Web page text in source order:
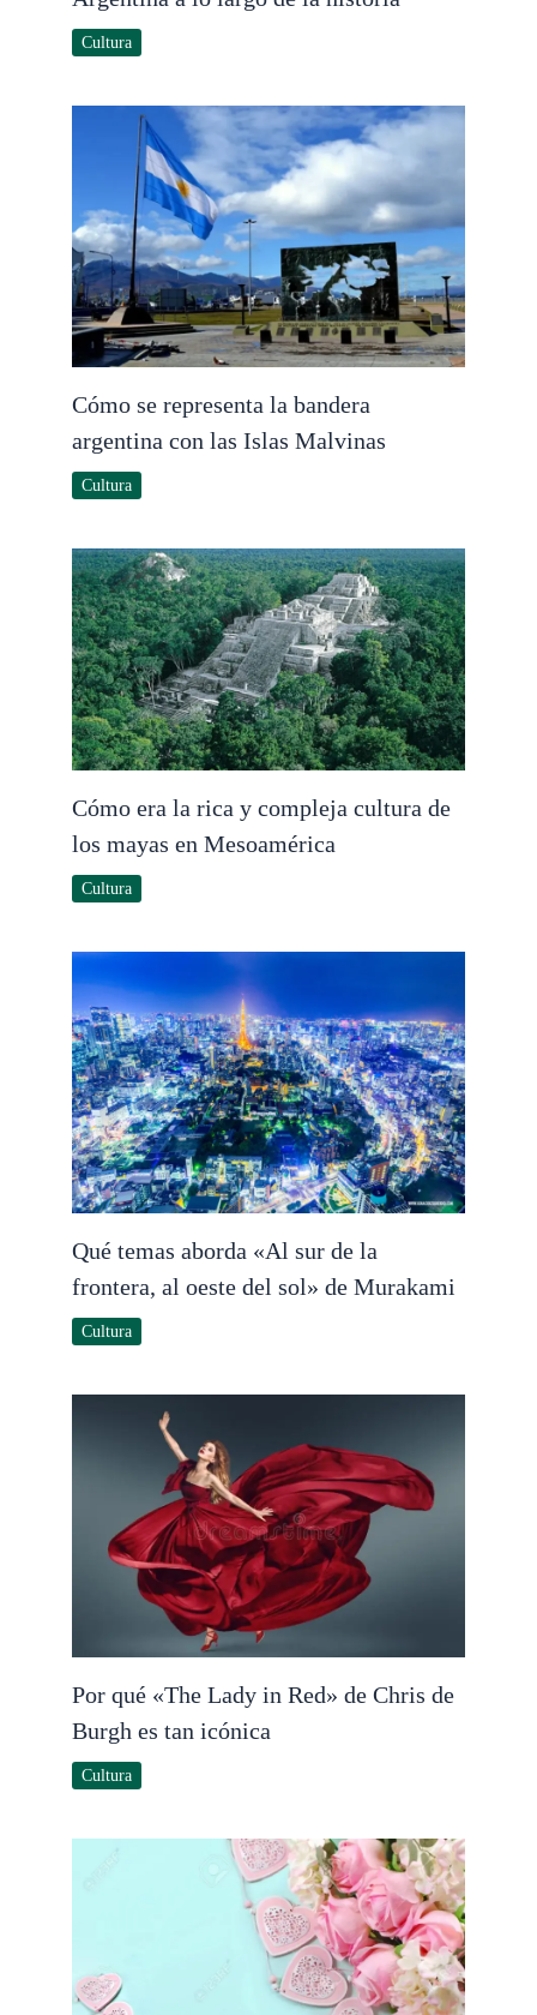
Cultura
Cómo se representa la bandera
argentina con las Islas Malvinas
Cultura
Cómo era la rica y compleja cultura de
los mayas en Mesoamérica
Cultura
Qué temas aborda «Al sur de la
frontera, al oeste del sol» de Murakami
Cultura
Por qué «The Lady in Red» de Chris de
Burgh es tan icónica
Cultura